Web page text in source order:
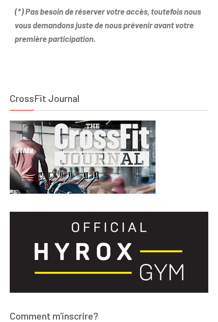
(*) Pas besoin de réserver votre accès, toutefois nous
vous demandons juste de nous prévenir avant votre
première participation.
CrossFit Journal
Comment m’inscrire?